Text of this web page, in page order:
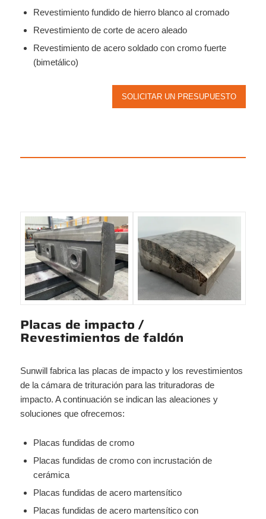
Revestimiento fundido de hierro blanco al cromado
Revestimiento de corte de acero aleado
Revestimiento de acero soldado con cromo fuerte
(bimetálico)
SOLICITAR UN PRESUPUESTO
Placas de impacto /
Revestimientos de faldón
Sunwill fabrica las placas de impacto y los revestimientos
de la cámara de trituración para las trituradoras de
impacto. A continuación se indican las aleaciones y
soluciones que ofrecemos:
Placas fundidas de cromo
Placas fundidas de cromo con incrustación de
cerámica
Placas fundidas de acero martensítico
Placas fundidas de acero martensítico con